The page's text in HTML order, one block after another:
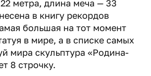
метра, длина меча — 33
в книгу рекордов
большая на тот момент
в мире, а в списке самых
мира скульптура «Родина-
8 строчку.